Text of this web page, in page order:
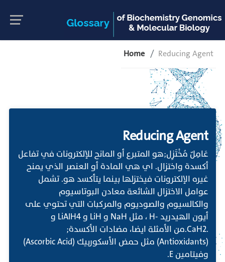
Home Reducing Agent
Reducing Agent
عَامِلٌ مُخْتَزِل;هو المتبرع أو المانح للإلكترونات في تفاعل
أكسدة واختزال. اي هي المادة أو العنصر الذي يمنح
غيره الإلكترونات فيختزلها بينما يتأكسد هو. تشمل
عوامل الاختزال الشائعة معادن البوتاسيوم
والكالسيوم والصوديوم والمركبات التي تحتوي على
أيون الهيدريد -H ، مثل NaH و LiH و LiAlH4 و
.CaH2.من الأمثلة ايضا، مضادات الأكسدة;
(Antioxidants) مثل حمض الأسكوربيك (Ascorbic Acid)
وفيتامين E.